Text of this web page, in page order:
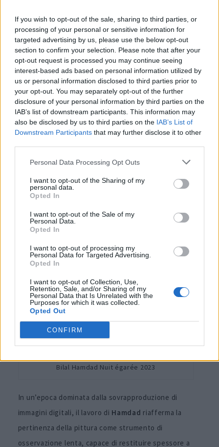
If you wish to opt-out of the sale, sharing to third parties, or
processing of your personal or sensitive information for
targeted advertising by us, please use the below opt-out
section to confirm your selection. Please note that after your
opt-out request is processed you may continue seeing
interest-based ads based on personal information utilized by
us or personal information disclosed to third parties prior to
your opt-out. You may separately opt-out of the further
disclosure of your personal information by third parties on the
IAB’s list of downstream participants. This information may
also be disclosed by us to third parties on the IAB’s List of
Downstream Participants that may further disclose it to other
Personal Data Processing Opt Outs
I want to opt-out of the Sharing of my
personal data.
Opted In
I want to opt-out of the Sale of my
Personal Data.
Opted In
I want to opt-out of processing my
Personal Data for Targeted Advertising.
Opted In
I want to opt-out of Collection, Use,
Retention, Sale, and/or Sharing of my
Personal Data that Is Unrelated with the
Purposes for which it was collected.
Opted Out
CONFIRM
diHamdadquanto del museo stesso.Panamediventa
infatti anche un modo per interrogare la capacità
delle istituzioni storiche di accogliere lo sguardo
contemporaneo senza neutralizzarlo. Le figure che
popolano le tele — uomini e donne di oggi, di
provenienze diverse, assorti nei propri pensieri —
finiscono per assumere il ruolo di allegorie discrete
della vita urbana attuale, specchio di una città
meticcia e condivisa.
La pittura come
osservazione lenta della
Bilal Hamdad Nuit égarée 2023
In un’epoca dominata dalla sovrapproduzione di
immagini digitali, il lavoro di Hamdad riafferma la
pertinenza della pittura come strumento di
osservazione lenta, capace di restituire spessore a